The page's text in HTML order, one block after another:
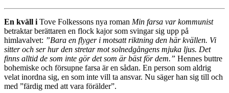
En kväll i Tove Folkessons nya roman Min farsa var kommunist
betraktar berättaren en flock kajor som svingar sig upp på
himlavalvet: ”Bara en flyger i motsatt riktning den här kvällen. Vi
sitter och ser hur den stretar mot solnedgångens mjuka ljus. Det
finns alltid de som inte gör det som är bäst för dem.” Hennes buttre
bohemiske och försupne farsa är en sådan. En person som aldrig
velat inordna sig, en som inte vill ta ansvar. Nu säger han sig till och
med ”färdig med att vara förälder”.